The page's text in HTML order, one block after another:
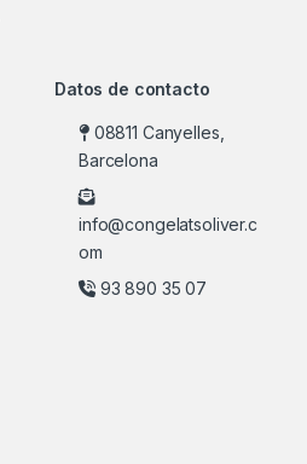
Datos de contacto
08811 Canyelles,
Barcelona
info@congelatsoliver.c
om
93 890 35 07